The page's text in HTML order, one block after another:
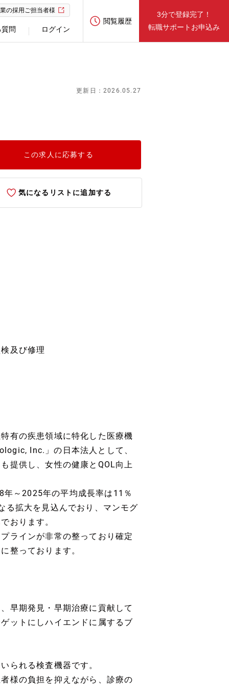
の採用ご担当者様
問 ログイン
閲覧履歴
3分で登録完了！
転職サポートお申込み
更新日：2026.05.27
この求人に応募する
気になるリストに追加する
及び修理
有の疾患領域に特化した医療機
Inc.」の日本法人として、
提供し、女性の健康とQOL向上
年～2025年の平均成長率は11％
る拡大を見込んでおり、マンモグ
おります。
ラインが非常の整っており確定
整っております。
早期発見・早期治療に貢献して
ットにしハイエンドに属するブ
られる検査機器です。
様の負担を抑えながら、診療の